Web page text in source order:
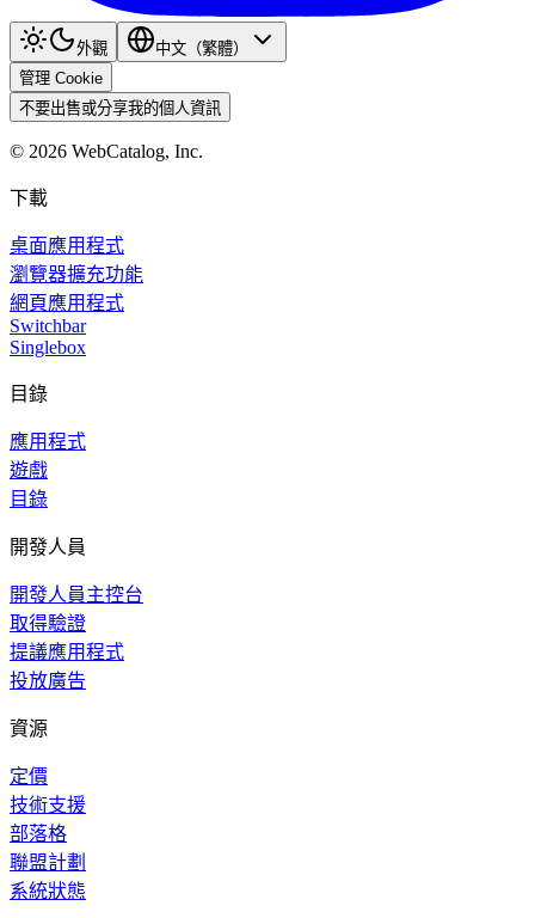
外觀
中文（繁體）
管理 Cookie
不要出售或分享我的個人資訊
© 2026 WebCatalog, Inc.
下載
桌面應用程式
瀏覽器擴充功能
網頁應用程式
Switchbar
Singlebox
目錄
應用程式
遊戲
目錄
開發人員
開發人員主控台
取得驗證
提議應用程式
投放廣告
資源
定價
技術支援
部落格
聯盟計劃
系統狀態